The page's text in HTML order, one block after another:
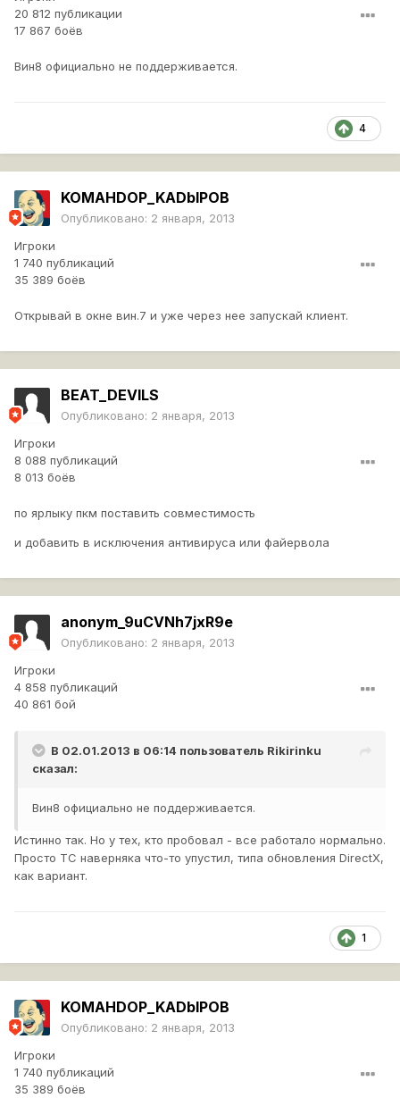
20 812 публикации
17 867 боёв
Вин8 официально не поддерживается.
4
KOMAHDOP_KADbIPOB
Опубликовано: 2 января, 2013
Игроки
1 740 публикаций
35 389 боёв
Открывай в окне вин.7 и уже через нее запускай клиент.
BEAT_DEVILS
Опубликовано: 2 января, 2013
Игроки
8 088 публикаций
8 013 боёв
по ярлыку пкм поставить совместимость
и добавить в исключения антивируса или файервола
anonym_9uCVNh7jxR9e
Опубликовано: 2 января, 2013
Игроки
4 858 публикаций
40 861 бой
В 02.01.2013 в 06:14 пользователь Rikirinku
сказал:
Вин8 официально не поддерживается.
Истинно так. Но у тех, кто пробовал - все работало нормально.
Просто ТС наверняка что-то упустил, типа обновления DirectX,
как вариант.
1
KOMAHDOP_KADbIPOB
Опубликовано: 2 января, 2013
Игроки
1 740 публикаций
35 389 боёв